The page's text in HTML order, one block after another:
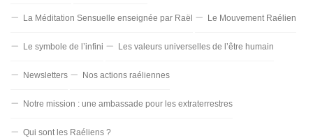
La Méditation Sensuelle enseignée par Raël Le Mouvement Raélien
Le symbole de l’infini Les valeurs universelles de l’être humain
Newsletters Nos actions raéliennes
Notre mission : une ambassade pour les extraterrestres
Qui sont les Raéliens ?